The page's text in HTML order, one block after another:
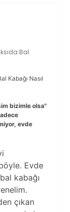
Kabağı Nasıl
bizimle olsa"
evde
Evde
kabağı
çıkan